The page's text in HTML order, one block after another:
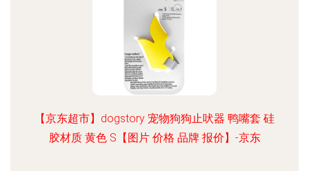
【京东超市】dogstory 宠物狗狗止吠器 鸭嘴套 硅
胶材质 黄色 S【图片 价格 品牌 报价】-京东